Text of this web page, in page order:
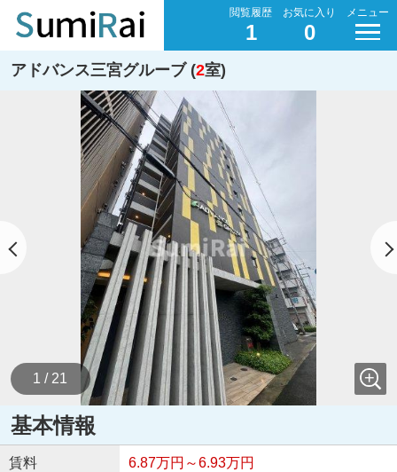
閲覧履歴
1
お気に入り
0
メニュー
アドバンス三宮グルーブ (2室)
1 / 21
基本情報
賃料 6.87万円～6.93万円